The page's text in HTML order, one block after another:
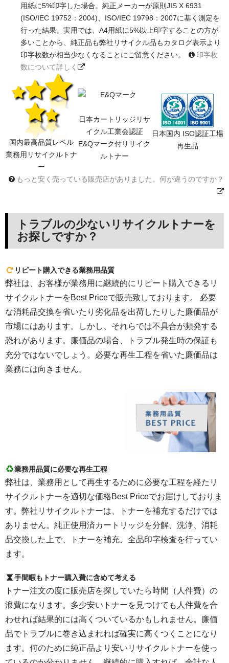
用紙に5%印字した場合。純正メーカーが原則JIS X 6931
(ISO/IEC 19752：2004)、ISO/IEC 19798：2007に基く測定を
行った結果。実用では、A4用紙に5%以上印字することの方が
多いことから、純正品も弊社リサイクル品もカタログ表示より
印字枚数が相当少なくなることにご留意ください。
印字枚
数について詳しく
国内最高品質レベル
業務用リサイクルトナ
ー
日本カートリッジリサ
イクル工業会認証
E&Qマーク付リサイク
ルトナー
日本国内 ISO認証工場
再生品
もっと安く売っている販売店がありました。何が違うのですか？
トラブルの少ないリサイクルトナーを
お探しですか？
リピート購入できる業務用品質
弊社は、お客様が業務用に継続的にリピート購入できるリ
サイクルトナーをBest Priceで販売致しております。 必要
な消耗品交換を省いたり劣化品を出荷したりした廉価品が
市場にはあります。しかし、それらでは不具合が頻発する
恐れがあります。廉価品の場合、トラブル発生時の保証も
充分ではないでしょう。必要な再生工程を省いた廉価品は
業務には向きません。
業務用品質に必要な再生工程
弊社は、業務用として再生するために必要な工程を経たリ
サイクルトナーを適切な価格Best Priceでお届けしておりま
す。弊社リサイクルトナーは、トナーを補充するだけでは
ありません。純正使用済カートリッジを分解、洗浄、消耗
品交換した上で、トナーを補充、全品印字検査を行ってい
ます。
手間暇もトナー購入費に含めて考える
トナー注文の度に販売店を探していたら時間（人件費）の
浪費になります。多少安いトナーを見つけても人件費を合
わせれば結果的には高くついているかもしれません。廉価
品でトラブルに巻き込まれれば確実に高くつくことになり
ます。何のために純正品より安いリサイクルトナーを使っ